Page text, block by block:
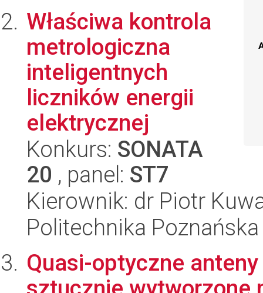
Właściwa kontrola
metrologiczna
inteligentnych
liczników energii
elektrycznej
Konkurs: SONATA
20 , panel: ST7
Kierownik: dr Piotr
Politechnika Poznańska
Quasi-optyczne